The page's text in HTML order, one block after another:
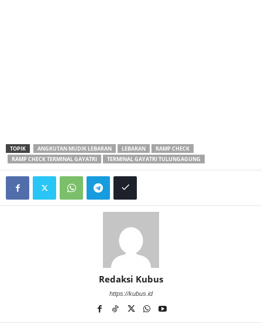
TOPIK ANGKUTAN MUDIK LEBARAN LEBARAN
RAMP CHECK
RAMP CHECK TERMINAL GAYATRI
TERMINAL GAYATRI TULUNGAGUNG
Redaksi Kubus
https://kubus.id